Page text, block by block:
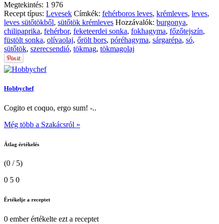
Megtekintés: 1 976
Recept típus: Levesek Címkék: fehérboros leves, krémleves, leves,
leves sütőtökből, sütőtök krémleves Hozzávalók: burgonya,
chilipaprika, fehérbor, feketeerdei sonka, fokhagyma, főzőtejszín,
füstölt sonka, olívaolaj, őrölt bors, póréhagyma, sárgarépa, só,
sütőtök, szerecsendió, tökmag, tökmagolaj
Hobbychef
Cogito et coquo, ergo sum! -..
Még több a Szakácsról »
Átlag értékelés
(0 / 5)
0 5 0
Értékelje a receptet
0 emberértékelte ezt a receptet